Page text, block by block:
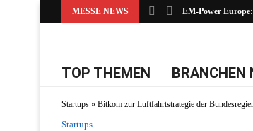
MESSE NEWS EM-Power
TOP THEMEN BRANCHEN
Startups » Bitkom zur Luftfahrtstrategie der
Startups